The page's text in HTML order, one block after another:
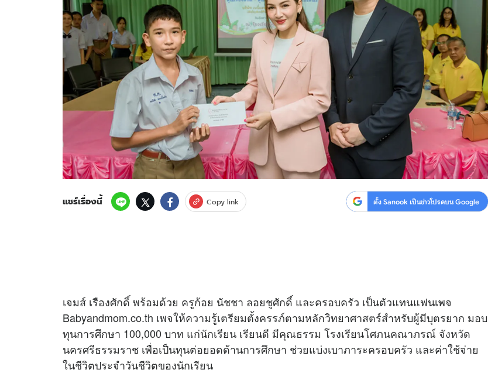
สงวนลิขสิทธิ์ ©2569 บริษัท อิมเมจ ฟิวเจอร์ (ประเทศไทย) จำกัด
แชร์เรื่องนี้ Copy link ตั้ง Sanook เป็นข่าวโปรดบน Google
เจมส์ เรืองศักดิ์ พร้อมด้วย ครูก้อย นัชชา ลอยชูศักดิ์ และครอบครัว เป็นตัวแทนแฟนเพจ
Babyandmom.co.th เพจให้ความรู้เตรียมตั้งครรภ์ตามหลักวิทยาศาสตร์สำหรับผู้มีบุตรยาก มอบ
ทุนการศึกษา 100,000 บาท แก่นักเรียน เรียนดี มีคุณธรรม โรงเรียนโศภนคณาภรณ์ จังหวัด
นครศรีธรรมราช เพื่อเป็นทุนต่อยอดด้านการศึกษา ช่วยแบ่งเบาภาระครอบครัว และค่าใช้จ่าย
ในชีวิตประจําวันชีวิตของนักเรียน